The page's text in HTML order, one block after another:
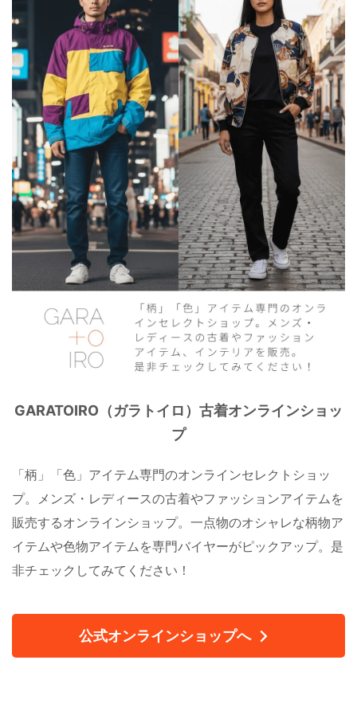
GARATOIRO（ガラトイロ）古着オンラインショッ
プ
「柄」「色」アイテム専門のオンラインセレクトショッ
プ。メンズ・レディースの古着やファッションアイテムを
販売するオンラインショップ。一点物のオシャレな柄物ア
イテムや色物アイテムを専門バイヤーがピックアップ。是
非チェックしてみてください！
公式オンラインショップへ